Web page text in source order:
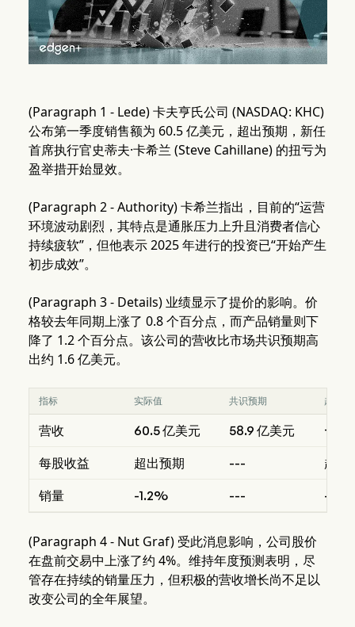
(Paragraph 1 - Lede) 卡夫亨氏公司 (NASDAQ: KHC)
公布第一季度销售额为 60.5 亿美元，超出预期，新任
首席执行官史蒂夫·卡希兰 (Steve Cahillane) 的扭亏为
盈举措开始显效。
(Paragraph 2 - Authority) 卡希兰指出，目前的“运营
环境波动剧烈，其特点是通胀压力上升且消费者信心
持续疲软”，但他表示 2025 年进行的投资已“开始产生
初步成效”。
(Paragraph 3 - Details) 业绩显示了提价的影响。价
格较去年同期上涨了 0.8 个百分点，而产品销量则下
降了 1.2 个百分点。该公司的营收比市场共识预期高
出约 1.6 亿美元。
指标 实际值 共识预期 超出/
营收 60.5 亿美元 58.9 亿美元 +1.6
每股收益 超出预期 --- 超出
销量 -1.2% --- ---
(Paragraph 4 - Nut Graf) 受此消息影响，公司股价
在盘前交易中上涨了约 4%。维持年度预测表明，尽
管存在持续的销量压力，但积极的营收增长尚不足以
改变公司的全年展望。